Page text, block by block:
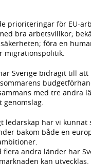
prioriteringar för EU-
bra arbetsvillkor;
föra en
migrationspolitik.
Sverige bidragit till att
med tre andra
genomslag.
ledarskap har vi kunnat
bakom både en
flera andra länder har
kan utvecklas.